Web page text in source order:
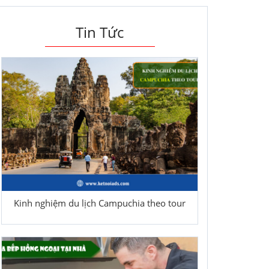
Tin Tức
Kinh nghiệm du lịch Campuchia theo tour